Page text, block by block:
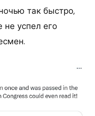
так быстро,
не успел его